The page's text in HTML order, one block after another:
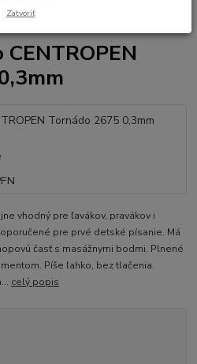
vhodný pre ľavákov, pravákov i
pre prvé detské písanie. Má
časť s masážnymi bodmi. Plnené
Píše ľahko, bez tlačenia.
celý popis
Zatvoriť